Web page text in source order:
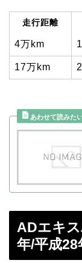
走行距離
4万km
17万km
ADエキ
年/平成